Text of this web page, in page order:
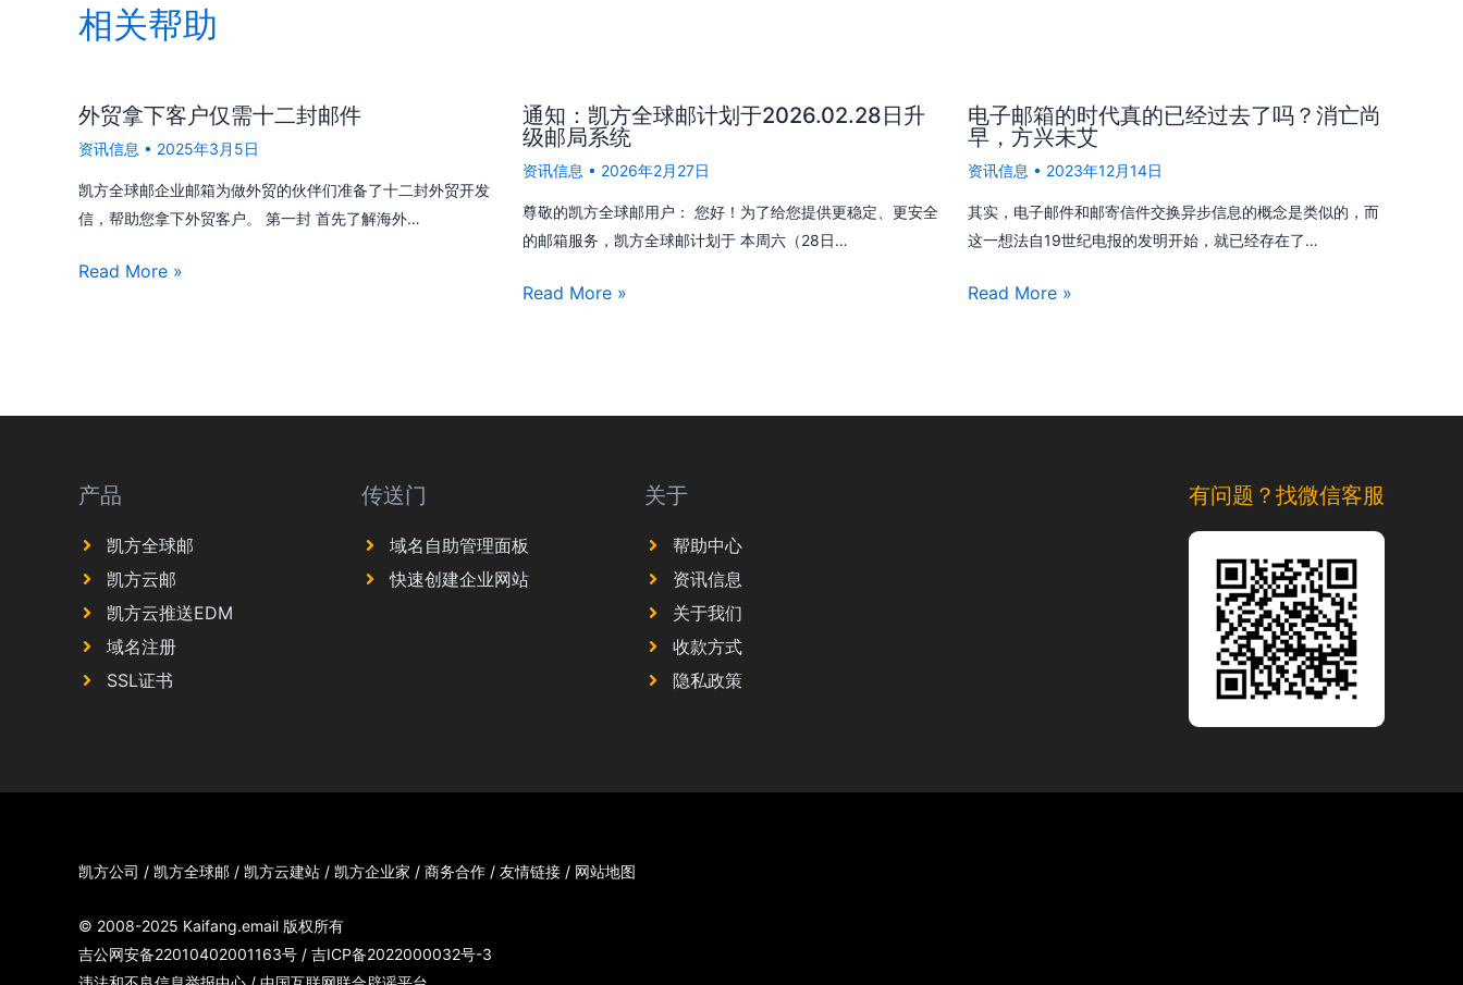
相关帮助
外贸拿下客户仅需十二封邮件
资讯信息 • 2025年3月5日
凯方全球邮企业邮箱为做外贸的伙伴们准备了十二封外贸开发
信，帮助您拿下外贸客户。 第一封 首先了解海外…
Read More »
通知：凯方全球邮计划于2026.02.28日升
级邮局系统
资讯信息 • 2026年2月27日
尊敬的凯方全球邮用户： 您好！为了给您提供更稳定、更安全
的邮箱服务，凯方全球邮计划于 本周六（28日…
Read More »
电子邮箱的时代真的已经过去了吗？消亡尚
早，方兴未艾
资讯信息 • 2023年12月14日
其实，电子邮件和邮寄信件交换异步信息的概念是类似的，而
这一想法自19世纪电报的发明开始，就已经存在了…
Read More »
产品
凯方全球邮
凯方云邮
凯方云推送EDM
域名注册
SSL证书
传送门
域名自助管理面板
快速创建企业网站
关于
帮助中心
资讯信息
关于我们
收款方式
隐私政策
有问题？找微信客服
凯方公司 / 凯方全球邮 / 凯方云建站 / 凯方企业家 / 商务合作 / 友情链接 / 网站地图
© 2008-2025 Kaifang.email 版权所有
吉公网安备22010402001163号 / 吉ICP备2022000032号-3